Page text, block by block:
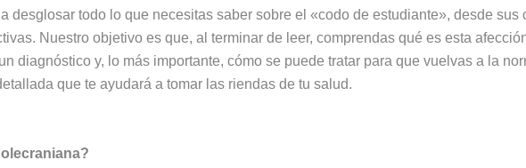
desglosar todo lo que necesitas saber sobre el «codo de estudiante», desde
Nuestro objetivo es que, al terminar de leer, comprendas qué es esta
diagnóstico y, lo más importante, cómo se puede tratar para que vuelvas a la
que te ayudará a tomar las riendas de tu salud.